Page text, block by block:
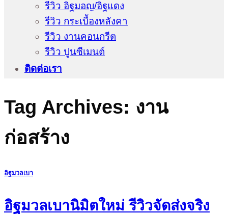
รีวิว อิฐมอญ/อิฐแดง
รีวิว กระเบื้องหลังคา
รีวิว งานคอนกรีต
รีวิว ปูนซีเมนต์
ติดต่อเรา
Tag Archives: งาน
ก่อสร้าง
อิฐมวลเบา
อิฐมวลเบานิมิตใหม่ รีวิวจัดส่งจริง